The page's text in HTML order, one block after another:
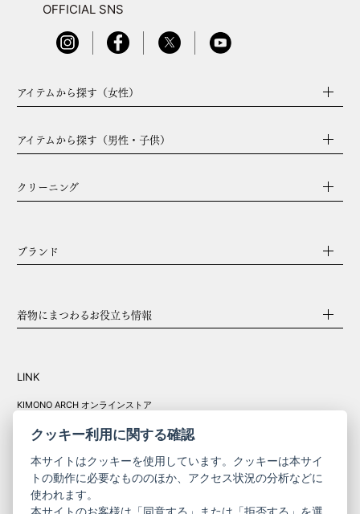
OFFICIAL SNS
アイテムから探す（女性）
アイテムから探す（男性・子供）
クリーニング
ブランド
着物にまつわるお役立ち情報
LINK
KIMONO ARCH オンラインストア
きものやまと振
クッキー利用に関する確認
本サイトはクッキーを使用しています。クッキーは本サイ
トの動作に必要なもののほか、アクセス状況の分析などに
使われます。
本サイトのお客様は「同意する」または「拒否する」を選